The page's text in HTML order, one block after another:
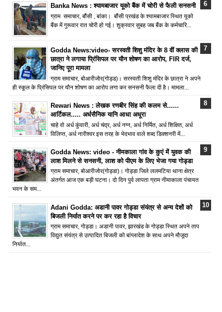
Banka News : श्यामबाजार यूको बैंक में चोरी से फैली सनसनी
ग्राम समाचार, बौंसी , बांका। बौंसी प्रखंड के श्यामबाजार स्थित यूको
बैंक में गुरूवार रात चोरी हो गई। शुक्रवार सुबह जब बैंक के कर्मचारि...
Godda News:video- सरस्वती शिशु मंदिर के 8 वीं क्लास की
छात्रा ने लगाया प्रिंसिपल पर यौन शोषण का आरोप, FIR दर्ज,
जानिए पूरा मामला
ग्राम समाचार, बोआरीजोर(गोड्ड)। सरस्वती शिशु मंदिर के छात्रा ने अपने
ही स्कूल के प्रिंसिपल पर यौन शोषण का आरोप लगा कर सनसनी फैला दी है। मामला...
Rewari News : लेखक रणबीर सिंह की कलम से......
आर्टिकल..... अर्धसैनिक यानि आधा अधूरा
चाहे वो अर्ध कुंवारी, अर्ध चंद्र, अर्ध नग्न, अर्ध निर्मित, अर्ध शिक्षित, अर्ध
विलिप्त, अर्ध नारीश्वर इस तरह के भेदभाव वाले शब्द डिक्शनरी में...
Godda News: video - नीमकाला गांव के कुएं में युवक की
लाश मिलने से सनसनी, लाश को पीएम के लिए भेजा गया गोड्डा
ग्राम समाचार, बोआरीजोर(गोड्डा)। गोड्डा जिले ललमटिया थाना क्षेत्र
अंतर्गत आज एक बड़ी घटना। दो दिन पुर्व लापता ग्राम नीमाकाला पंचायत
भवन के सम...
Adani Godda: अडानी पावर गोड्डा संयंत्र से अन्य देशों को
बिजली निर्यात करने पर कर रहा है विचार
ग्राम समाचार, गोड्डा। अडानी पावर, झारखंड के गोड्डा स्थित अपने ताप
विद्युत संयंत्र से उत्पादित बिजली को बांग्लादेश के साथ अपने मौजूदा
निर्यात...